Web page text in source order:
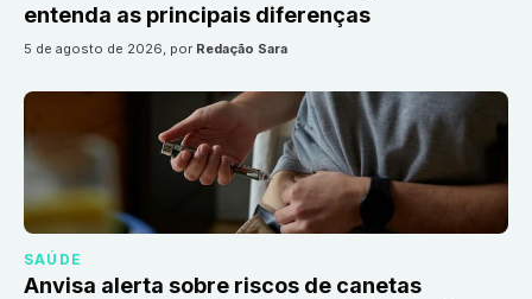
entenda as principais diferenças
5 de agosto de 2026, por Redação Sara
SAÚDE
Anvisa alerta sobre riscos de canetas